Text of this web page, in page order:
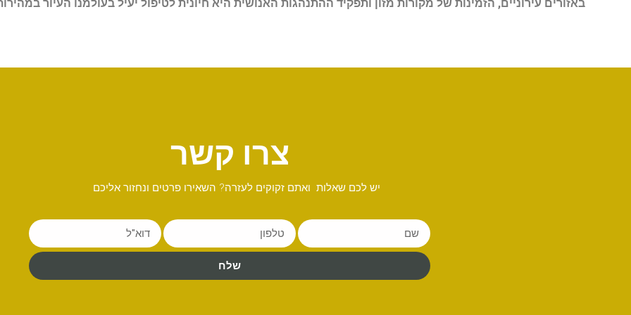
באזורים עירוניים, הזמינות של מקורות מזון ותפקיד ההתנהגות האנושית היא חיונית לטיפול יעיל בעולמנו העיור
צרו קשר
יש לכם שאלות ואתם זקוקים לעזרה? השאירו פרטים ונחזור אליכם
שלח